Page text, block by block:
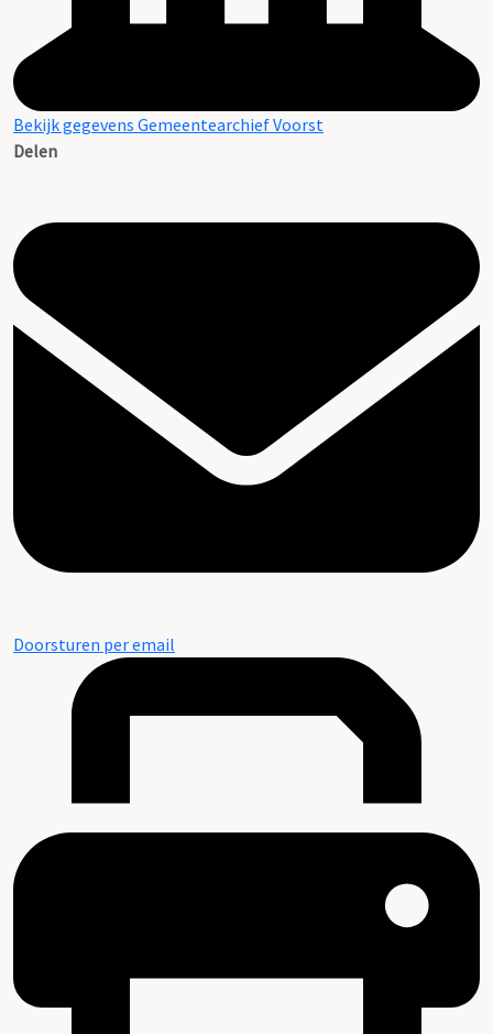
Bekijk gegevens Gemeentearchief Voorst
Delen
Doorsturen per email